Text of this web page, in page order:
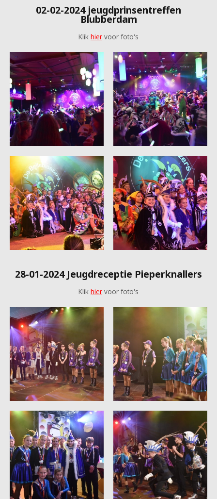
02-02-2024 jeugdprinsentreffen
Blubberdam
Klik hier voor foto's
28-01-2024 Jeugdreceptie Pieperknallers
Klik hier voor foto's